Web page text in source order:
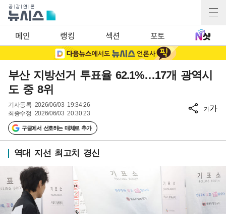
메인 랭킹 섹션 포토
부산 지방선거 투표율 62.1%…17개 광역시
도 중 8위
기사등록 2026/06/03 19:34:26
최종수정 2026/06/03 20:30:23
구글에서 선호하는 매체로 추가
가가
역대 지선 최고치 경신